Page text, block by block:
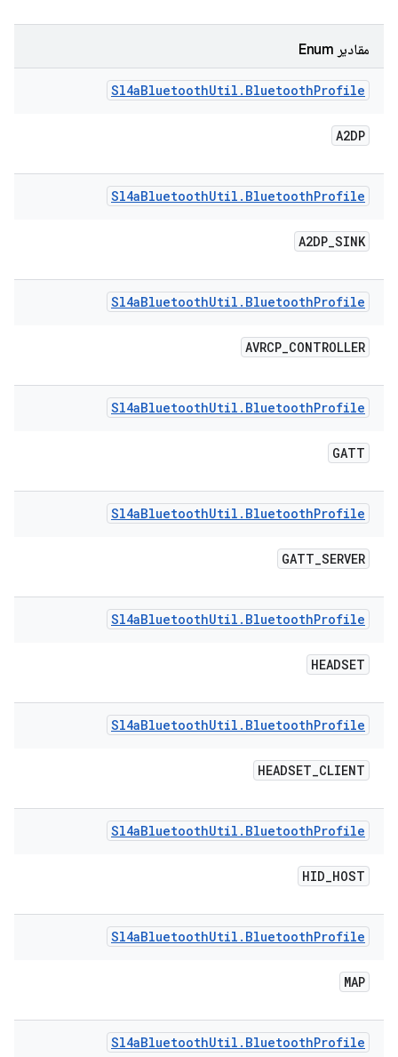
مقادیر Enum
Sl4aBluetoothUtil . BluetoothProfile
A2DP
Sl4aBluetoothUtil . BluetoothProfile
A2DP_SINK
Sl4aBluetoothUtil . BluetoothProfile
AVRCP_CONTROLLER
Sl4aBluetoothUtil . BluetoothProfile
GATT
Sl4aBluetoothUtil . BluetoothProfile
GATT_SERVER
Sl4aBluetoothUtil . BluetoothProfile
HEADSET
Sl4aBluetoothUtil . BluetoothProfile
HEADSET_CLIENT
Sl4aBluetoothUtil . BluetoothProfile
HID_HOST
Sl4aBluetoothUtil . BluetoothProfile
MAP
Sl4aBluetoothUtil . BluetoothProfile